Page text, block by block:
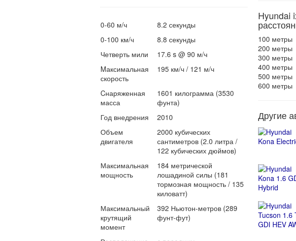
0-60 м/ч
8.2 секунды
0-100 км/ч
8.8 секунды
Четверть мили
17.6 s @ 90 м/ч
Mаксимальная
скорость
195 км/ч / 121 м/ч
Cнаряженная
масса
1601 килограмма (3530
фунта)
Год внедрения
2010
Объем
двигателя
2000 кубических
сантиметров (2.0 литра /
122 кубических дюймов)
Максимальная
мощность
184 метрической
лошадиной силы (181
тормозная мощность / 135
киловатт)
Максимальный
крутящий
момент
392 Ньютон-метров (289
фунт-фут)
Hyundai
100 метры
200 метры
300 метры
400 метры
500 метры
600 метры
Другие